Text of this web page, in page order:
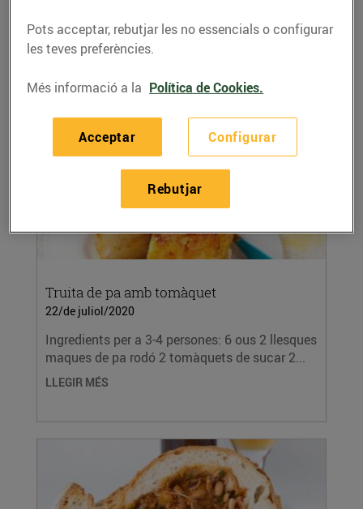
Ingredients: 250g de bulgur o cous-cous 4
tomàquets 2 albergínies 1 ceba tendra 30
LLEGIR MÉS
Truita de pa amb tomàquet
22/de juliol/2020
Ingredients per a 3-4 persones: 6 ous 2 llesques
maques de pa rodó 2 tomàquets de sucar 2...
LLEGIR MÉS
Pots acceptar, rebutjar les no essencials o configurar
les teves preferències.
Més informació a la Política de Cookies.
Configurar
Rebutjar
Acceptar